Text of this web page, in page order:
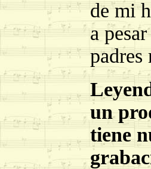
de mi
a
padres
un
tiene